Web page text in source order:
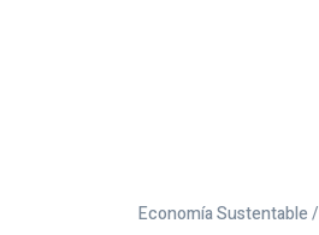
Economía Sustentable /